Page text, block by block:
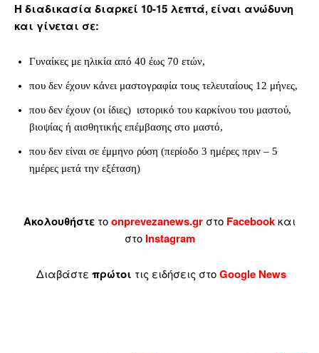
Η διαδικασία διαρκεί 10-15 λεπτά, είναι ανώδυνη
και γίνεται σε:
Γυναίκες με ηλικία από 40 έως 70 ετών,
που δεν έχουν κάνει μαστογραφία τους τελευταίους 12 μήνες,
που δεν έχουν (οι ίδιες) ιστορικό του καρκίνου του μαστού,
βιοψίας ή αισθητικής επέμβασης στο μαστό,
που δεν είναι σε έμμηνο ρύση (περίοδο 3 ημέρες πριν – 5
ημέρες μετά την εξέταση)
Ακολουθήστε τοonprevezanews.gr στο Facebookκαι
στο Instagram
Διαβάστε πρώτοι τις ειδήσεις στοGoogle News